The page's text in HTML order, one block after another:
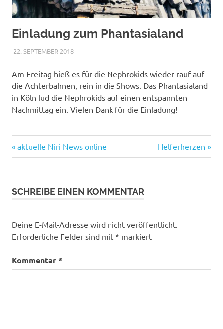
Einladung zum Phantasialand
22. SEPTEMBER 2018NICOLE.BETH
ALLGEMEIN
Am Freitag hieß es für die Nephrokids wieder rauf auf
die Achterbahnen, rein in die Shows. Das Phantasialand
in Köln lud die Nephrokids auf einen entspannten
Nachmittag ein. Vielen Dank für die Einladung!
Beitragsnavigation
Vorheriger
Beitrag:
aktuelle Niri News online
Nächster
Beitrag:
Helferherzen
SCHREIBE EINEN KOMMENTAR
Deine E-Mail-Adresse wird nicht veröffentlicht.
Erforderliche Felder sind mit * markiert
Kommentar*